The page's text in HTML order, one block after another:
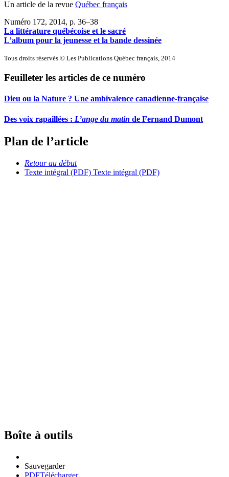
Un article de la revue Québec français
Numéro 172, 2014, p. 36–38
La littérature québécoise et le sacré
L’album pour la jeunesse et la bande dessinée
Tous droits réservés © Les Publications Québec français, 2014
Feuilleter les articles de ce numéro
Dieu ou la Nature ? Une ambivalence canadienne-française
Des voix rapaillées : L’ange du matin de Fernand Dumont
Plan de l’article
Retour au début
Texte intégral (PDF) Texte intégral (PDF)
Boîte à outils
Sauvegarder
PDFTélécharger